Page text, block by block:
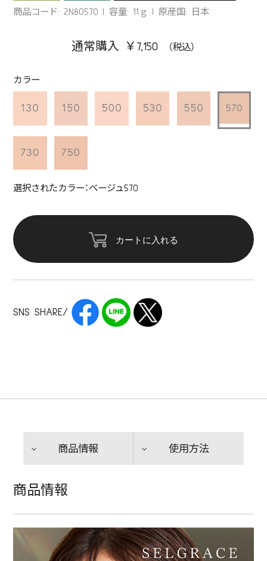
商品コード: 2N80570 容量: 11ｇ 原産国: 日本
通常購入 ￥7,150
カラー
選択されたカラー：ベージュ570
カートに入れる
SNS SHARE/
商品情報 使用方法
商品情報